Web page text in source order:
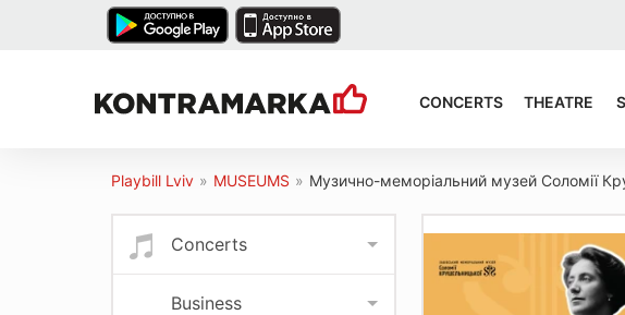
CONCERTS THEATRE
Playbill Lviv » MUSEUMS » Музично-меморіальний музей Соломії
Concerts
Business